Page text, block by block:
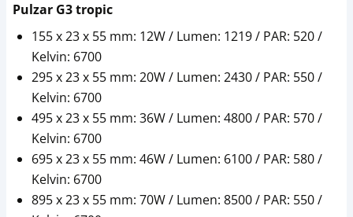
Pulzar G3 tropic
155 x 23 x 55 mm: 12W / Lumen: 1219 / PAR: 520 /
Kelvin: 6700
295 x 23 x 55 mm: 20W / Lumen: 2430 / PAR: 550 /
Kelvin: 6700
495 x 23 x 55 mm: 36W / Lumen: 4800 / PAR: 570 /
Kelvin: 6700
695 x 23 x 55 mm: 46W / Lumen: 6100 / PAR: 580 /
Kelvin: 6700
895 x 23 x 55 mm: 70W / Lumen: 8500 / PAR: 550 /